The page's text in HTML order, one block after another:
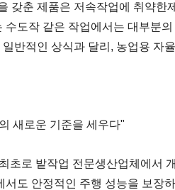
갖춘 제품은 저속작업에 취약한
수도작 같은 작업에서는 대부분
일반적인 상식과 달리, 농업용 자
새로운 기준을 세우다"
초로 밭작업 전문생산업체에서
서도 안정적인 주행 성능을 보장